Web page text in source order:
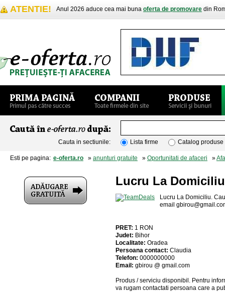
ATENTIE! Anul 2026 aduce cea mai buna oferta de promovare din
Cauta in sectiunile: Lista firme Catalog produse
Esti pe pagina: e-oferta.ro » anunturi gratuite » Oportunitati de afaceri »
Lucru La Domiciliu
Lucru La Domiciliu.
email
PRET: 1 RON
Judet: Bihor
Localitate: Oradea
Persoana contact: Claudia
Telefon: 0000000000
Email: gbirou @ gmail.com
Produs / serviciu disponibil . Pentru
va rugam contactati persoana care a